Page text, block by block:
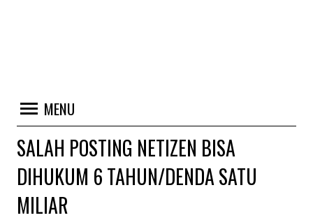
MENU
SALAH POSTING NETIZEN BISA
DIHUKUM 6 TAHUN/DENDA SATU
MILIAR